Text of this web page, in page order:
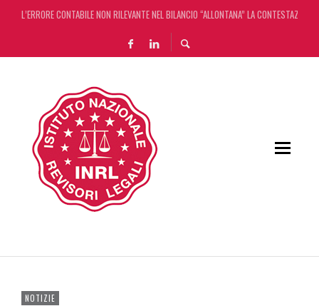
L’ERRORE CONTABILE NON RILEVANTE NEL BILANCIO “ALLONTANA” LA CONTESTAZIONE
DECRETO OMNIBUS: CON IL CONCORDATO UNO ‘SCUDO’ FISCALE DI 4 ANNI
CHIUSURA ESTIVA DELLA RASSEGNA STAMPA INRL: DAL 10 AL 24 AGOSTO
NOTIZIE